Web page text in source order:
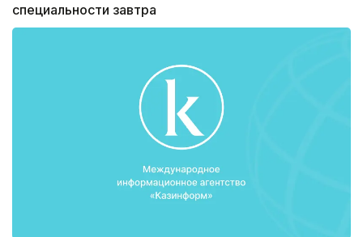
специальности завтра